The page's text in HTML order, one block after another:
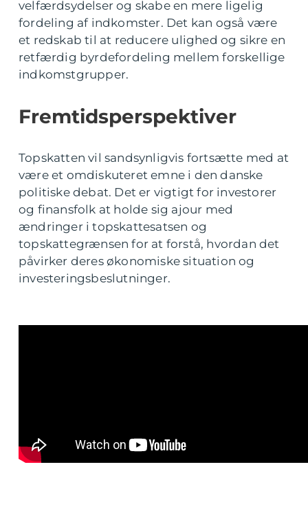
velfærdsydelser og skabe en mere ligelig
fordeling af indkomster. Det kan også være
et redskab til at reducere ulighed og sikre en
retfærdig byrdefordeling mellem forskellige
indkomstgrupper.
Fremtidsperspektiver
Topskatten vil sandsynligvis fortsætte med at
være et omdiskuteret emne i den danske
politiske debat. Det er vigtigt for investorer
og finansfolk at holde sig ajour med
ændringer i topskattesatsen og
topskattegrænsen for at forstå, hvordan det
påvirker deres økonomiske situation og
investeringsbeslutninger.